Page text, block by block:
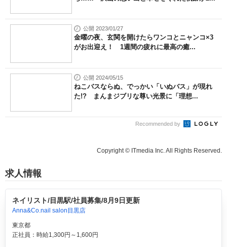
公開 2023/01/27
金曜の夜、玄関を開けたらワンコとニャンコ×3
がお出迎え！ 1週間の疲れに最高の癒...
公開 2024/05/15
ねこバスならぬ、でっかい「いぬバス」が現れ
た!? まんまジブリな尊い光景に「理想...
Recommended by
Copyright © ITmedia Inc. All Rights Reserved.
求人情報
ネイリスト/目黒駅/社員募集/8月9日更新
Anna&Co.nail salon目黒店
東京都
正社員：時給1,300円～1,600円